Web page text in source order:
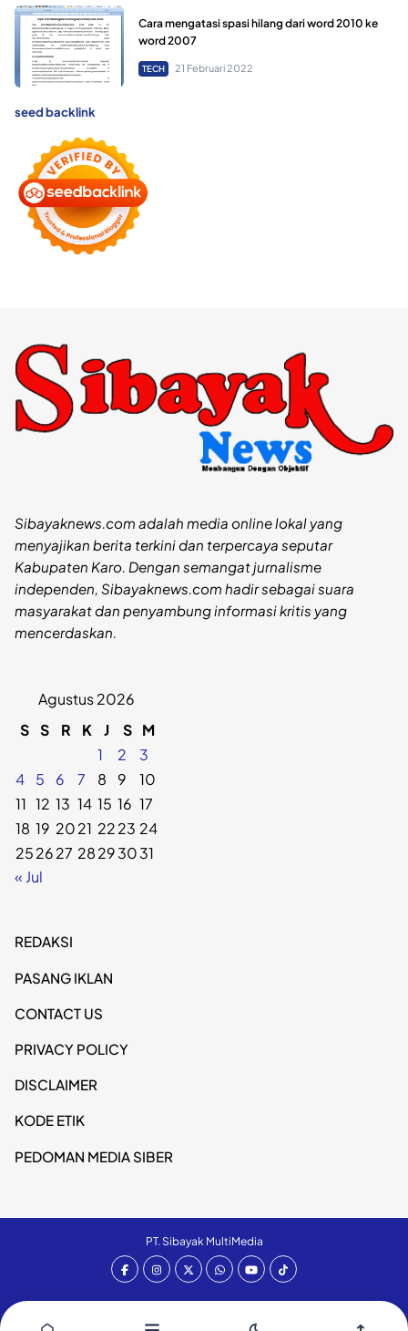
Cara mengatasi spasi hilang dari word 2010 ke
word 2007
TECH 21 Februari 2022
seed backlink
Sibayaknews.com adalah media online lokal yang
menyajikan berita terkini dan terpercaya seputar
Kabupaten Karo. Dengan semangat jurnalisme
independen, Sibayaknews.com hadir sebagai suara
masyarakat dan penyambung informasi kritis yang
mencerdaskan.
Agustus 2026
S S R K J S M
1
2
3
4
5 6 7 8 9
10
11 12 13 14 15 16 17
18 19 2021 2223 24
252627 28293031
« Jul
REDAKSI
PASANG IKLAN
CONTACT US
PRIVACY POLICY
DISCLAIMER
KODE ETIK
PEDOMAN MEDIA SIBER
PT. Sibayak MultiMedia